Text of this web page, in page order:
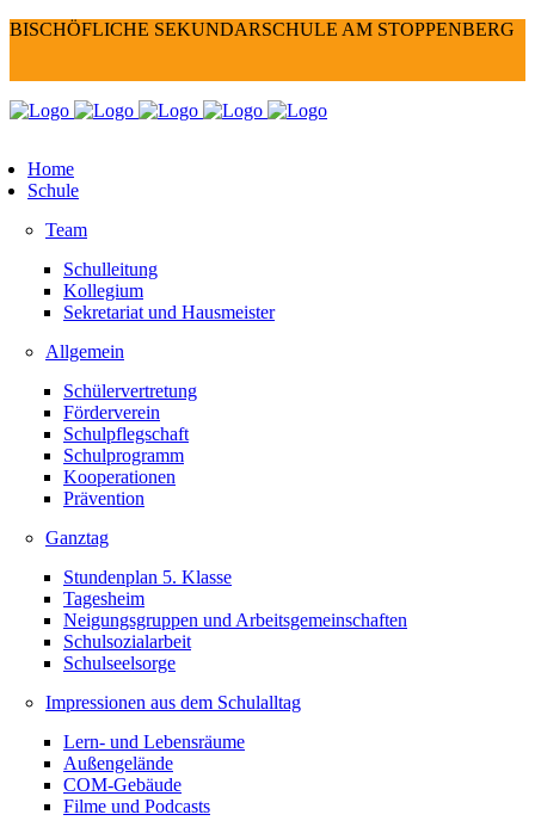
BISCHÖFLICHE SEKUNDARSCHULE AM STOPPENBERG
Home
Schule
Team
Schulleitung
Kollegium
Sekretariat und Hausmeister
Allgemein
Schülervertretung
Förderverein
Schulpflegschaft
Schulprogramm
Kooperationen
Prävention
Ganztag
Stundenplan 5. Klasse
Tagesheim
Neigungsgruppen und Arbeitsgemeinschaften
Schulsozialarbeit
Schulseelsorge
Impressionen aus dem Schulalltag
Lern- und Lebensräume
Außengelände
COM-Gebäude
Filme und Podcasts